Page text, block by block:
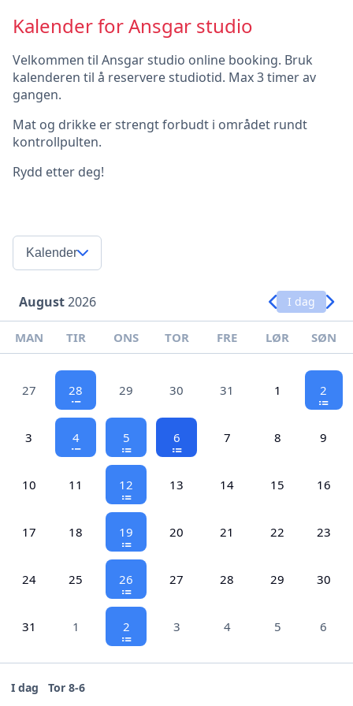
Kalender for Ansgar studio
Velkommen til Ansgar studio online booking. Bruk
kalenderen til å reservere studiotid. Max 3 timer av
gangen.
Mat og drikke er strengt forbudt i området rundt
kontrollpulten.
Rydd etter deg!
Kalender
August2026 I dag
MAN TIR ONS TOR FRE LØR SØN
27 28 29 30 31 1 2
3 4 5 6 7 8 9
10 11 12 13 14 15 16
17 18 19 20 21 22 23
24 25 26 27 28 29 30
31 1 2 3 4 5 6
I dag Tor 8-6